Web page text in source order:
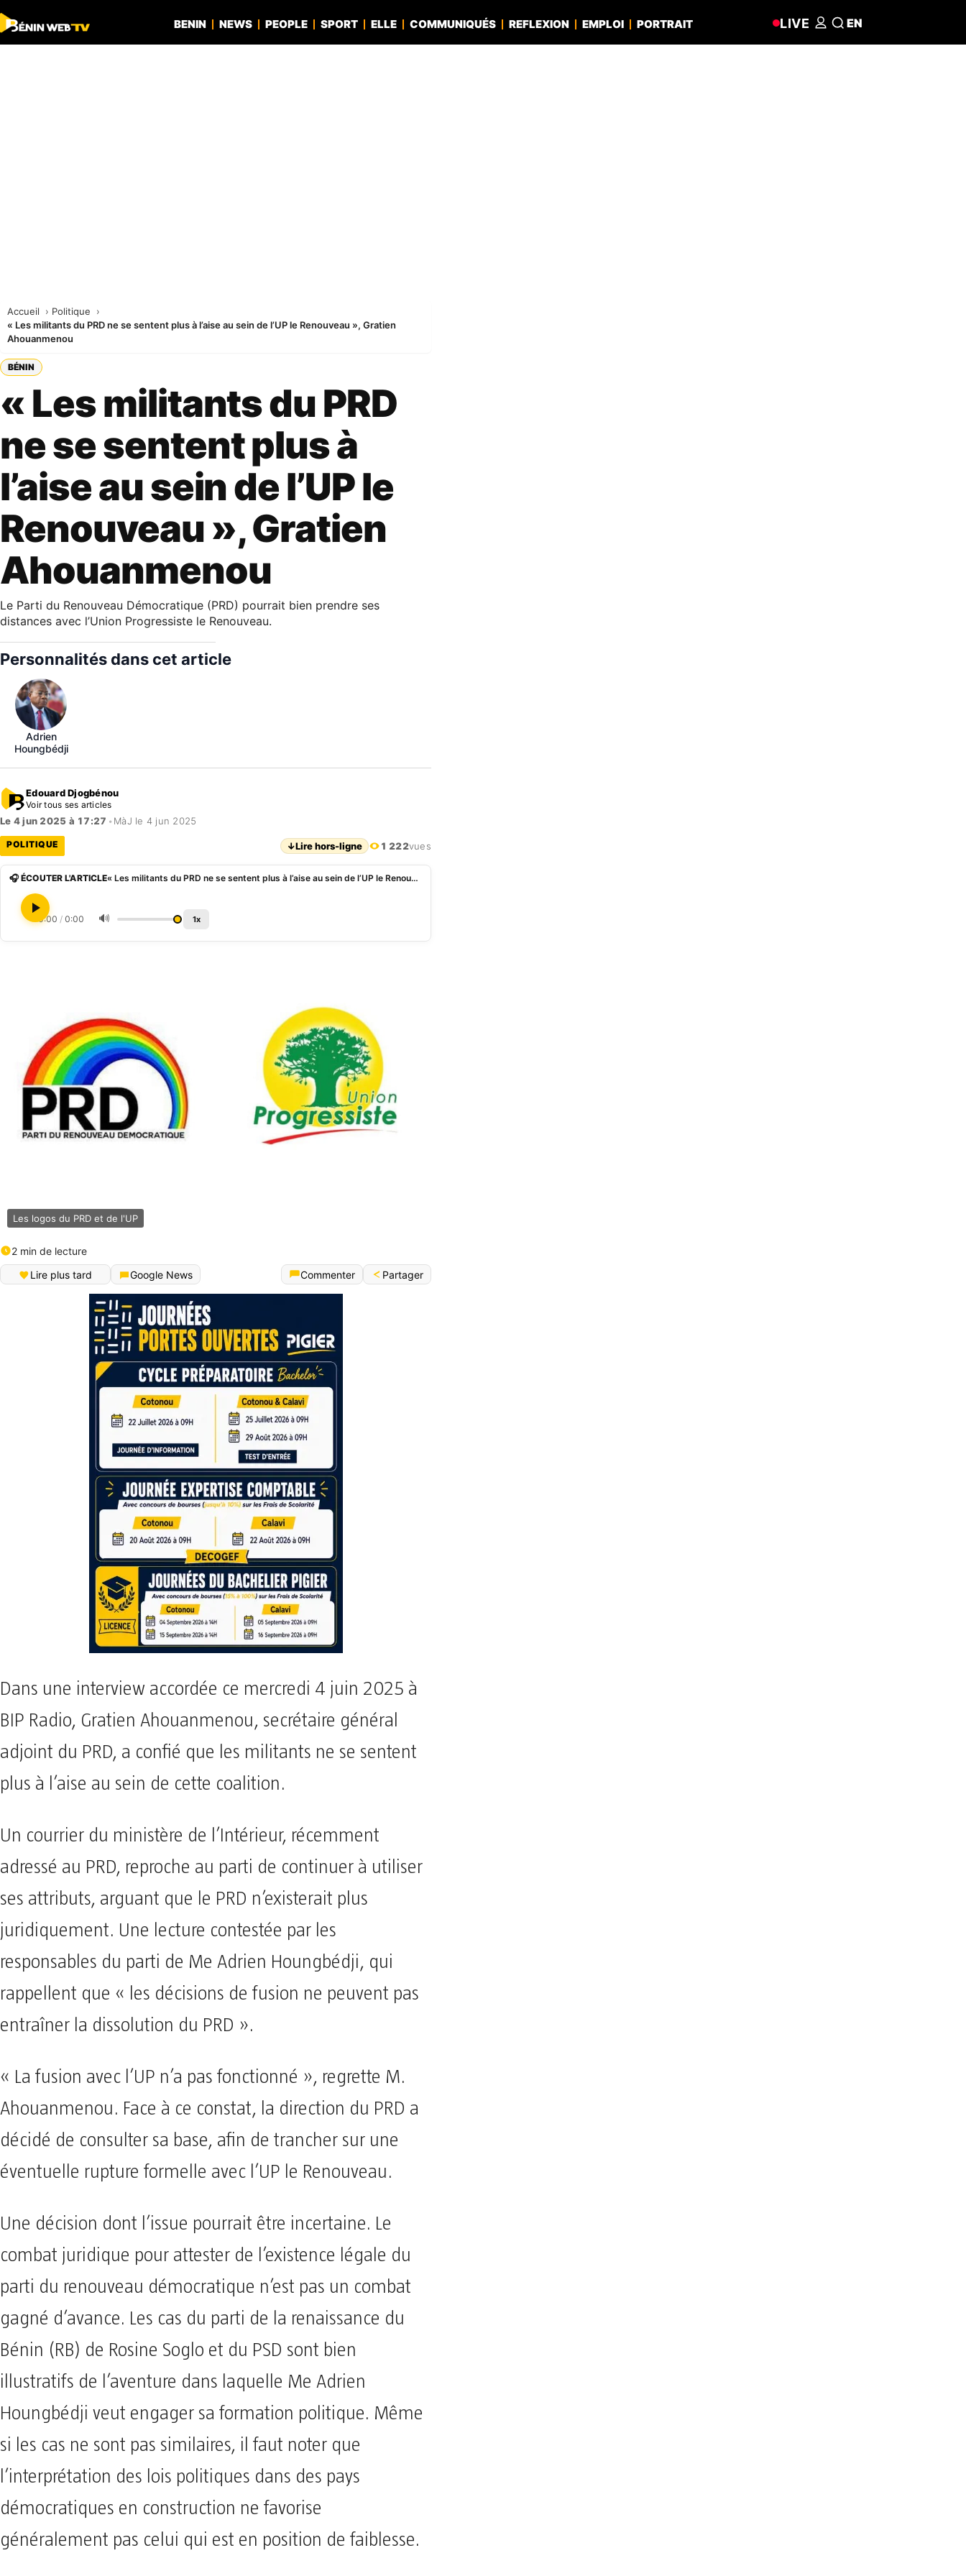
BENIN NEWS PEOPLE SPORT ELLE COMMUNIQUÉS REFLEXION EMPLOI PORTRAIT LIVE EN
Accueil
Politique
« Les militants du PRD ne se sentent plus à l’aise au sein de l’UP le Renouveau », Gratien
Ahouanmenou
BÉNIN
« Les militants du PRD
ne se sentent plus à
l’aise au sein de l’UP le
Renouveau », Gratien
Ahouanmenou
Le Parti du Renouveau Démocratique (PRD) pourrait bien prendre ses
distances avec l’Union Progressiste le Renouveau.
Personnalités dans cet article
Adrien
Houngbédji
Edouard Djogbénou
Voir tous ses articles
Le 4 jun 2025 à 17:27 • MàJ le 4 jun 2025
POLITIQUE ↓Lire hors-ligne 1 222vues
🎧 ÉCOUTER L'ARTICLE « Les militants du PRD ne se sentent plus à l’aise au sein de l’UP le Renouveau », Gratien Ahouanmenou
0:00 / 0:00 🔊 1x
Les logos du PRD et de l'UP
2 min de lecture
Lire plus tard
Google News Commenter Partager
Dans une interview accordée ce mercredi 4 juin 2025 à
BIP Radio, Gratien Ahouanmenou, secrétaire général
adjoint du PRD, a confié que les militants ne se sentent
plus à l’aise au sein de cette coalition.
Un courrier du ministère de l’Intérieur, récemment
adressé au PRD, reproche au parti de continuer à utiliser
ses attributs, arguant que le PRD n’existerait plus
juridiquement. Une lecture contestée par les
responsables du parti de Me Adrien Houngbédji, qui
rappellent que « les décisions de fusion ne peuvent pas
entraîner la dissolution du PRD ».
« La fusion avec l’UP n’a pas fonctionné », regrette M.
Ahouanmenou. Face à ce constat, la direction du PRD a
décidé de consulter sa base, afin de trancher sur une
éventuelle rupture formelle avec l’UP le Renouveau.
Une décision dont l’issue pourrait être incertaine. Le
combat juridique pour attester de l’existence légale du
parti du renouveau démocratique n’est pas un combat
gagné d’avance. Les cas du parti de la renaissance du
Bénin (RB) de Rosine Soglo et du PSD sont bien
illustratifs de l’aventure dans laquelle Me Adrien
Houngbédji veut engager sa formation politique. Même
si les cas ne sont pas similaires, il faut noter que
l’interprétation des lois politiques dans des pays
démocratiques en construction ne favorise
généralement pas celui qui est en position de faiblesse.